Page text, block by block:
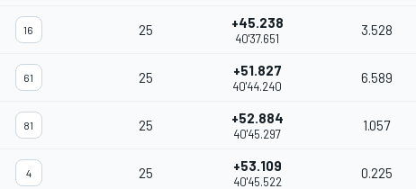
16 25 +45.238
40'37.651
3.528
61 25 +51.827
40'44.240
6.589
81 25 +52.884
40'45.297
1.057
4 25 +53.109
40'45.522
0.225